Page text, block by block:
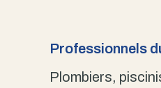
Professionnels
Plombiers,